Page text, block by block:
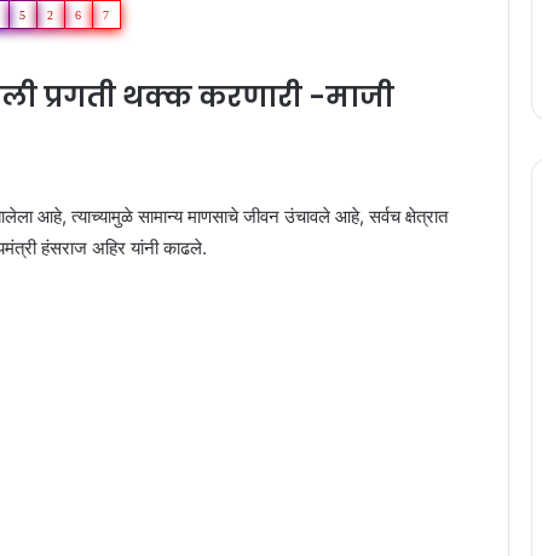
5 2 6 7
प्रगती थक्क करणारी -माजी
आहे, त्याच्यामुळे सामान्य माणसाचे जीवन उंचावले आहे, सर्वच क्षेत्रात
हंसराज अहिर यांनी काढले.